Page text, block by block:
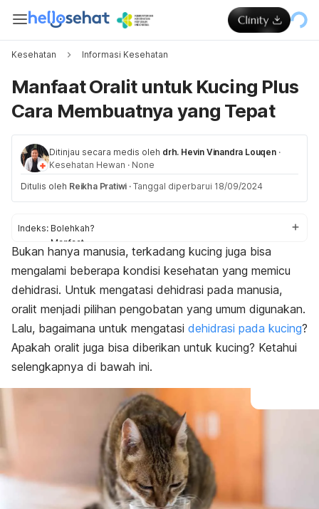
Kesehatan Informasi Kesehatan
Manfaat Oralit untuk Kucing Plus
Cara Membuatnya yang Tepat
Ditinjau secara medis oleh drh. Hevin Vinandra Louqen ·
Kesehatan Hewan · None
Ditulis oleh Reikha Pratiwi · Tanggal diperbarui 18/09/2024
Indeks: Bolehkah?
Manfaat
Cara membuat
Bukan hanya manusia, terkadang kucing juga bisa
mengalami beberapa kondisi kesehatan yang memicu
dehidrasi. Untuk mengatasi dehidrasi pada manusia,
oralit menjadi pilihan pengobatan yang umum digunakan.
Lalu, bagaimana untuk mengatasi dehidrasi pada kucing?
Apakah oralit juga bisa diberikan untuk kucing? Ketahui
selengkapnya di bawah ini.